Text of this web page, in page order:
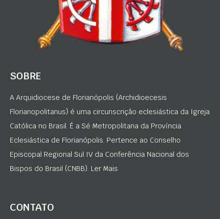
SOBRE
A Arquidiocese de Florianópolis (Archidioecesis
Florianopolitanus) é uma circunscrição eclesiástica da Igreja
Católica no Brasil. É a Sé Metropolitana da Província
Eclesiástica de Florianópolis. Pertence ao Conselho
Episcopal Regional Sul IV da Conferência Nacional dos
Bispos do Brasil (CNBB). Ler Mais
CONTATO